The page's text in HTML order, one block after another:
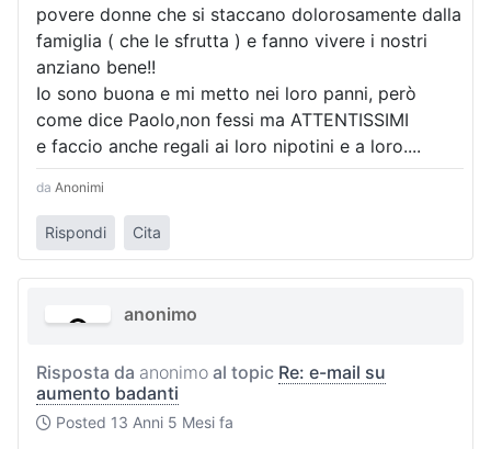
povere donne che si staccano dolorosamente dalla
famiglia ( che le sfrutta ) e fanno vivere i nostri
anziano bene!!
Io sono buona e mi metto nei loro panni, però
come dice Paolo,non fessi ma ATTENTISSIMI
e faccio anche regali ai loro nipotini e a loro....
da Anonimi
Rispondi Cita
anonimo
Risposta da anonimo al topic Re: e-mail su
aumento badanti
Posted 13 Anni 5 Mesi fa